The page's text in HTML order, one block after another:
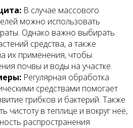
В случае массового
можно использовать
Однако важно выбирать
средства, а также
их применения, чтобы
почвы и воды на участке.
Регулярная обработка
средствами помогает
грибков и бактерий. Также
чистоту в теплице и вокруг неё,
распространения